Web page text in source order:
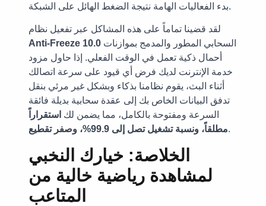
بدء الفعاليات الهامة نتيجة الضغط الهائل على الشبكة.
لقد قضينا تماماً على هذه المشاكل عبر تفعيل نظام
Anti-Freeze 10.0
أحمال ذكية تعمل في الوقت الفعلي. إذا حاول مزود
خدمة الإنترنت لديك فرض أي قيود على سرعة اتصالك
أثناء البث، يقوم نظامنا بذكاء وبشكل غير مرئي بنقل
تدفق البيانات الخاص بك إلى عقدة سحابية بديلة فائقة
السرعة ومفتوحة بالكامل، مما يضمن لك استقراراً
مطلقاً، ونسبة تشغيل تصل إلى 99.9%، وصفر تقطيع.
الخلاصة: خيارك النخبي
لمشاهدة رياضية خالية من
المتاعب